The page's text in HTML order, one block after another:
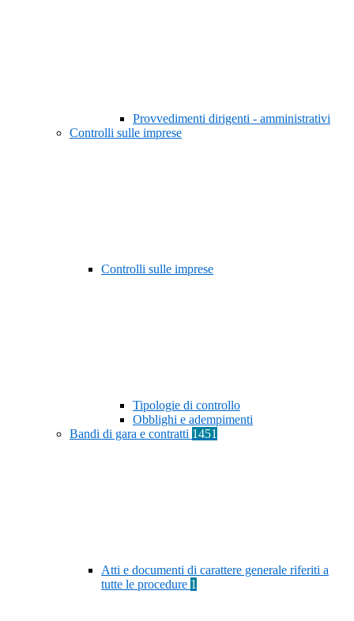
Provvedimenti dirigenti - amministrativi
Controlli sulle imprese
Controlli sulle imprese
Tipologie di controllo
Obblighi e adempimenti
Bandi di gara e contratti 1451
Atti e documenti di carattere generale riferiti a
tutte le procedure 1